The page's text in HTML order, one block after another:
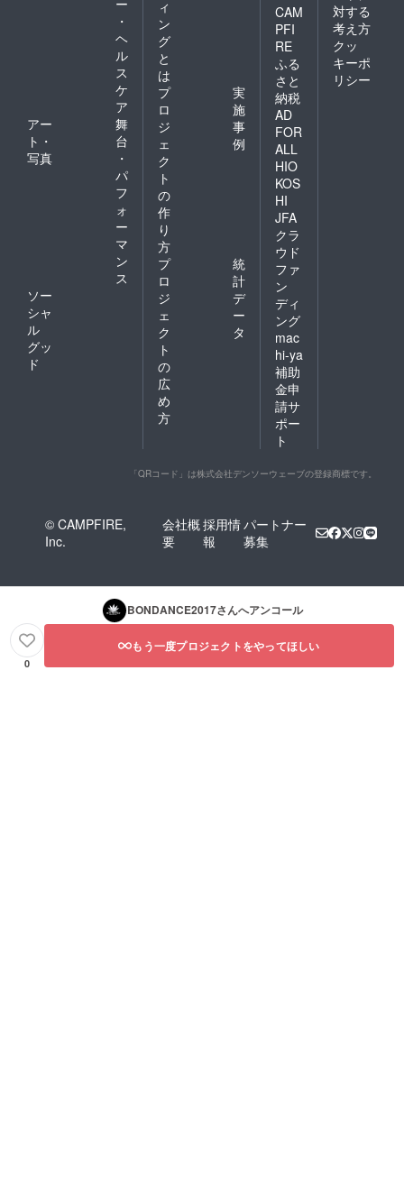
・
ヘ
ル
ス
ケ
ア
アー
ト・
写真
舞
台
・
パ
フ
ォ
ー
マ
ン
ス
ソー
シャ
ル
グッ
ド
ィ
ン
グ
と
は
プ
ロ
ジ
ェ
ク
ト
の
作
り
方
実
施
事
例
プ
ロ
ジ
ェ
ク
ト
の
広
め
方
統
計
デ
ー
タ
CAM
PFI
RE
ふる
さと
納税
AD
FOR
ALL
HIO
KOS
HI
JFA
クラ
ウド
ファ
ン
ディ
ング
mac
hi-ya
補助
金申
請サ
ポー
ト
対する
考え方
クッ
キーポ
リシー
「QRコード」は株式会社デンソーウェーブの登録商標です。
© CAMPFIRE,
Inc.
会社概
要
採用情
報
パートナー
募集
BONDANCE2017さんへアンコール
0
もう一度プロジェクトをやってほしい